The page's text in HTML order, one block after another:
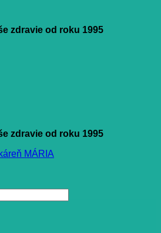
zdravie od roku 1995
zdravie od roku 1995